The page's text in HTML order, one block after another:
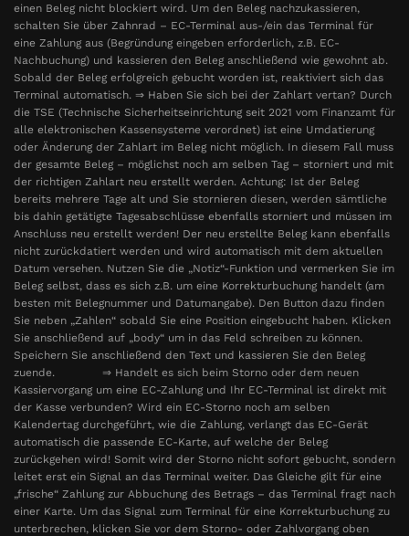
einen Beleg nicht blockiert wird. Um den Beleg nachzukassieren,
schalten Sie über Zahnrad – EC-Terminal aus-/ein das Terminal für
eine Zahlung aus (Begründung eingeben erforderlich, z.B. EC-
Nachbuchung) und kassieren den Beleg anschließend wie gewohnt ab.
Sobald der Beleg erfolgreich gebucht worden ist, reaktiviert sich das
Terminal automatisch. ⇒ Haben Sie sich bei der Zahlart vertan? Durch
die TSE (Technische Sicherheitseinrichtung seit 2021 vom Finanzamt für
alle elektronischen Kassensysteme verordnet) ist eine Umdatierung
oder Änderung der Zahlart im Beleg nicht möglich. In diesem Fall muss
der gesamte Beleg – möglichst noch am selben Tag – storniert und mit
der richtigen Zahlart neu erstellt werden. Achtung: Ist der Beleg
bereits mehrere Tage alt und Sie stornieren diesen, werden sämtliche
bis dahin getätigte Tagesabschlüsse ebenfalls storniert und müssen im
Anschluss neu erstellt werden! Der neu erstellte Beleg kann ebenfalls
nicht zurückdatiert werden und wird automatisch mit dem aktuellen
Datum versehen. Nutzen Sie die „Notiz“-Funktion und vermerken Sie im
Beleg selbst, dass es sich z.B. um eine Korrekturbuchung handelt (am
besten mit Belegnummer und Datumangabe). Den Button dazu finden
Sie neben „Zahlen“ sobald Sie eine Position eingebucht haben. Klicken
Sie anschließend auf „body“ um in das Feld schreiben zu können.
Speichern Sie anschließend den Text und kassieren Sie den Beleg
zuende. ⇒ Handelt es sich beim Storno oder dem neuen
Kassiervorgang um eine EC-Zahlung und Ihr EC-Terminal ist direkt mit
der Kasse verbunden? Wird ein EC-Storno noch am selben
Kalendertag durchgeführt, wie die Zahlung, verlangt das EC-Gerät
automatisch die passende EC-Karte, auf welche der Beleg
zurückgehen wird! Somit wird der Storno nicht sofort gebucht, sondern
leitet erst ein Signal an das Terminal weiter. Das Gleiche gilt für eine
„frische“ Zahlung zur Abbuchung des Betrags – das Terminal fragt nach
einer Karte. Um das Signal zum Terminal für eine Korrekturbuchung zu
unterbrechen, klicken Sie vor dem Storno- oder Zahlvorgang oben